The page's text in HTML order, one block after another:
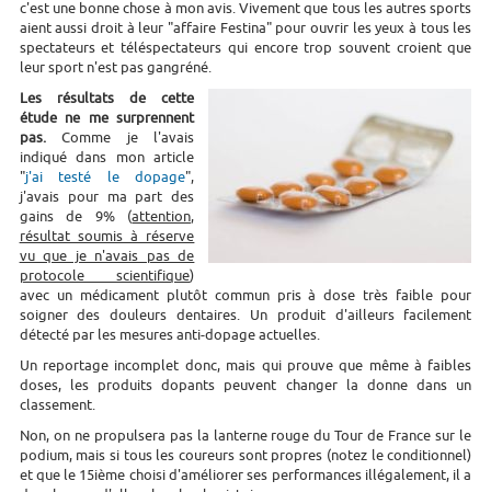
c'est une bonne chose à mon avis. Vivement que tous les autres sports
aient aussi droit à leur "affaire Festina" pour ouvrir les yeux à tous les
spectateurs et téléspectateurs qui encore trop souvent croient que
leur sport n'est pas gangréné.
Les résultats de cette
étude ne me surprennent
pas.Comme je l'avais
indiqué dans mon article
"j'ai testé le dopage",
j'avais pour ma part des
gains de 9% (attention,
résultat soumis à réserve
vu que je n'avais pas de
protocole scientifique)
avec un médicament plutôt commun pris à dose très faible pour
soigner des douleurs dentaires. Un produit d'ailleurs facilement
détecté par les mesures anti-dopage actuelles.
Un reportage incomplet donc, mais qui prouve que même à faibles
doses, les produits dopants peuvent changer la donne dans un
classement.
Non, on ne propulsera pas la lanterne rouge du Tour de France sur le
podium, mais si tous les coureurs sont propres (notez le conditionnel)
et que le 15ième choisi d'améliorer ses performances illégalement, il a